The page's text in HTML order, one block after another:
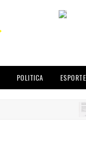
POLITICA ESPORTE